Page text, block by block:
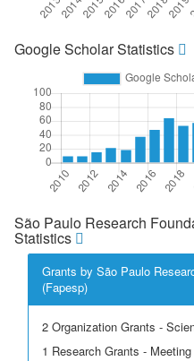
Google Scholar Statistics
São Paulo Research
Statistics
Grants by São Paulo
(Fapesp)
2 Organization Grants -
1 Research Grants -